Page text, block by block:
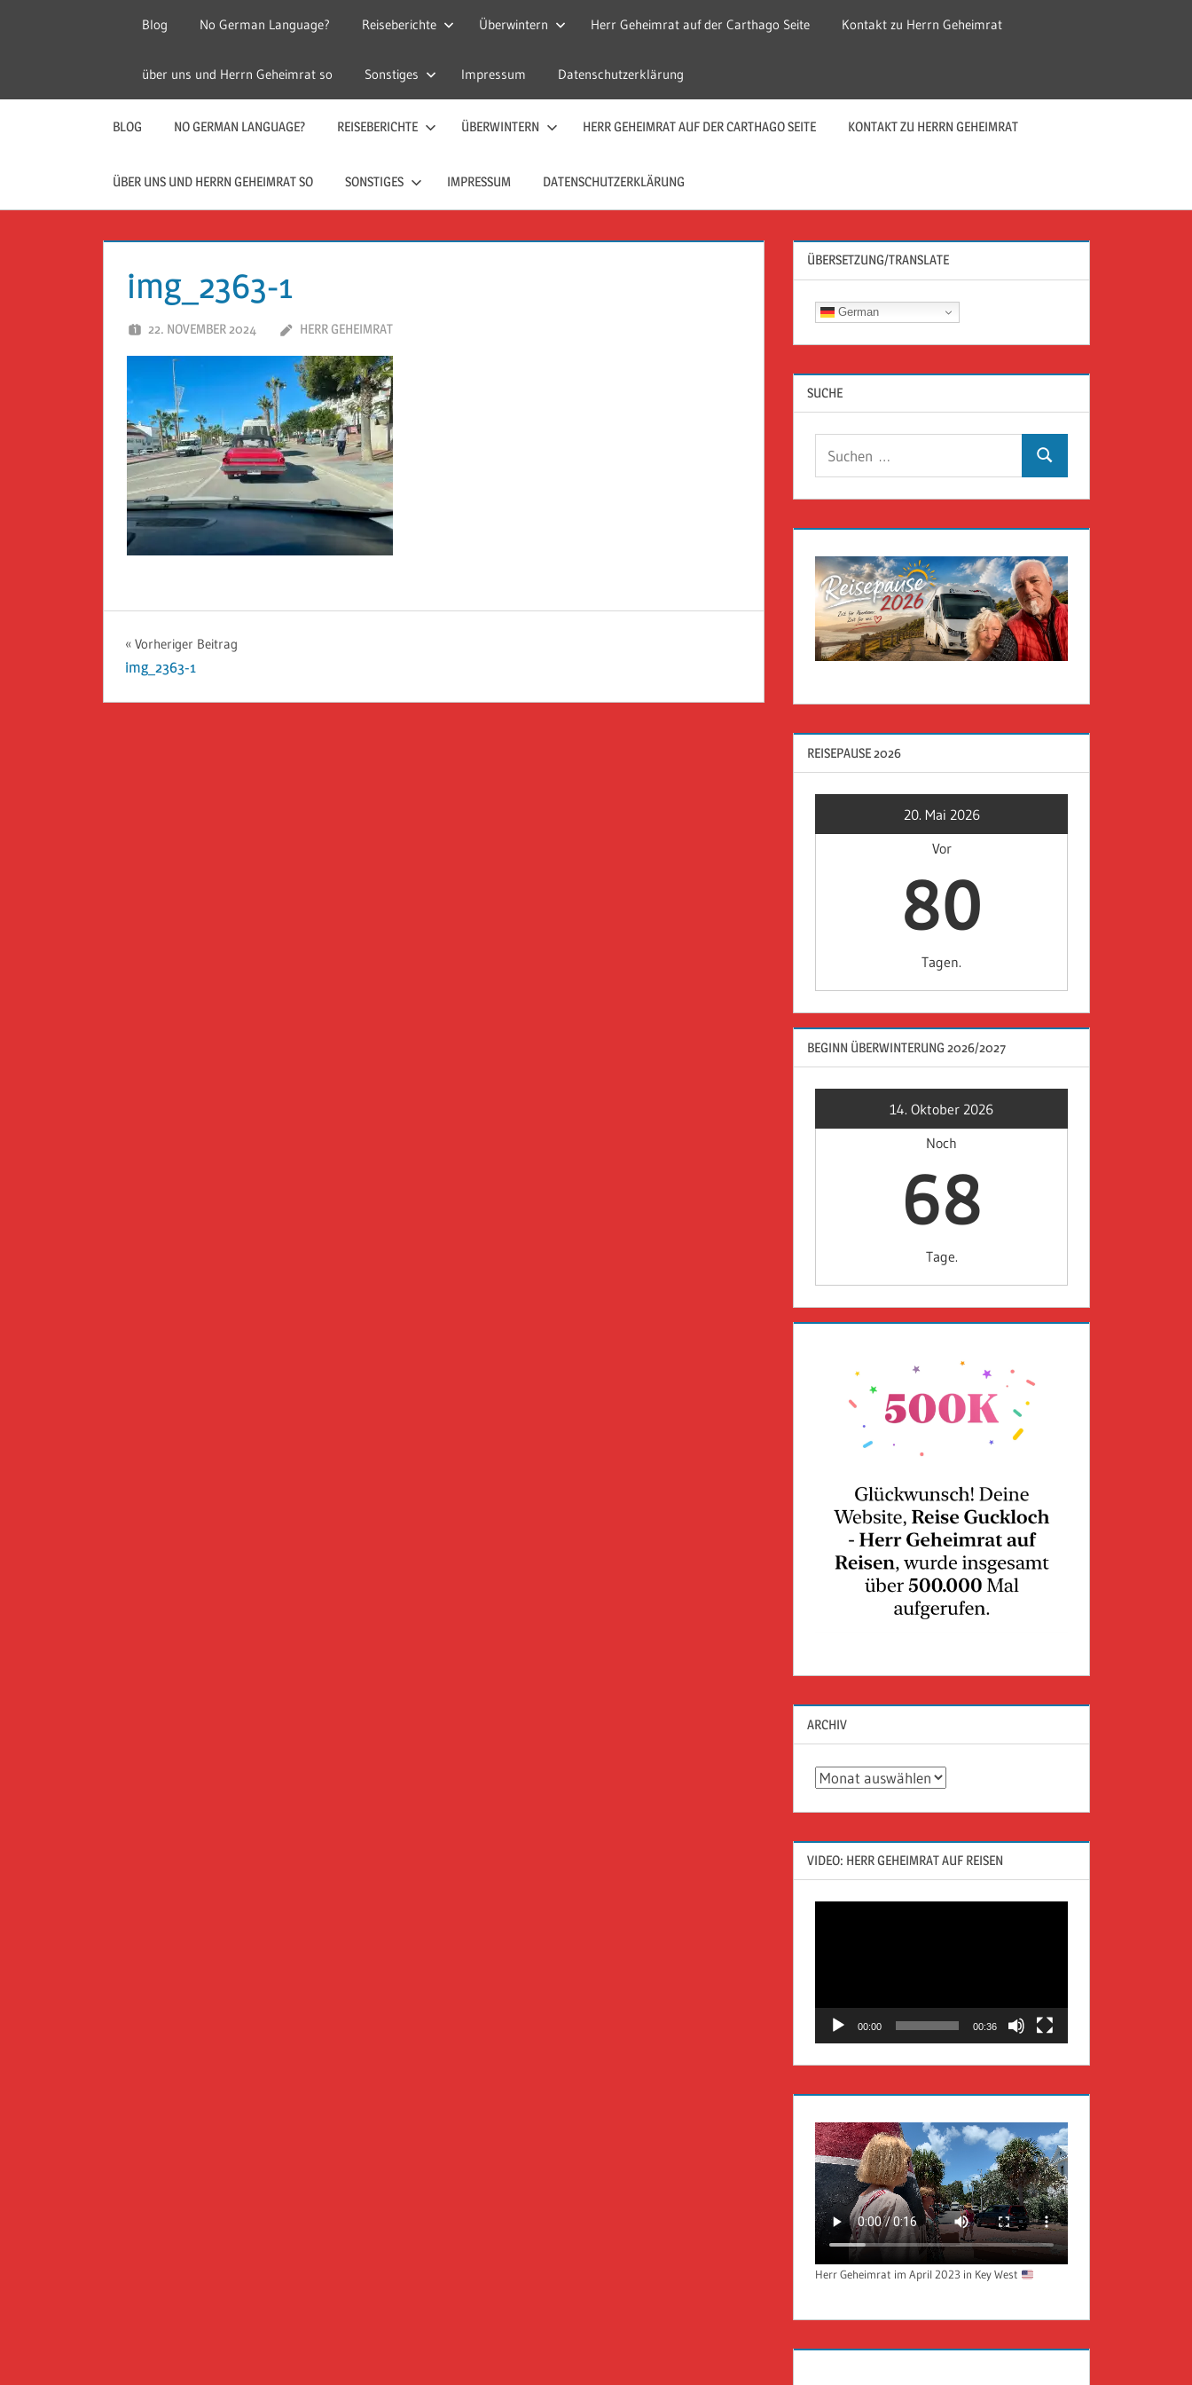
Reise
Guckloch
–
Geheimrat
auf
Reisen
Geheimrat
auf
Reisen
Blog No German Language? Reiseberichte Überwintern Herr Geheimrat auf der Carthago Seite Kontakt zu Herrn Geheimrat
über uns und Herrn Geheimrat so Sonstiges Impressum Datenschutzerklärung
BLOG NO GERMAN LANGUAGE? REISEBERICHTE ÜBERWINTERN HERR GEHEIMRAT AUF DER CARTHAGO SEITE KONTAKT ZU HERRN GEHEIMRAT
ÜBER UNS UND HERRN GEHEIMRAT SO SONSTIGES IMPRESSUM DATENSCHUTZERKLÄRUNG
img_2363-1
22. NOVEMBER 2024 HERR GEHEIMRAT
Beitragsnavigation
Vorheriger Beitrag
img_2363-1
ÜBERSETZUNG/TRANSLATE
German
SUCHE
Suchen
REISEPAUSE 2026
20. Mai 2026
Vor
80
Tagen.
BEGINN ÜBERWINTERUNG 2026/2027
14. Oktober 2026
Noch
68
Tage.
ARCHIV
Archiv
VIDEO: HERR GEHEIMRAT AUF REISEN
00:00 00:36
Herr Geheimrat im April 2023 in Key West